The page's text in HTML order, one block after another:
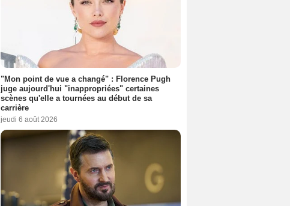
"Mon point de vue a changé" : Florence Pugh
juge aujourd'hui "inappropriées" certaines
scènes qu'elle a tournées au début de sa
carrière
jeudi 6 août 2026